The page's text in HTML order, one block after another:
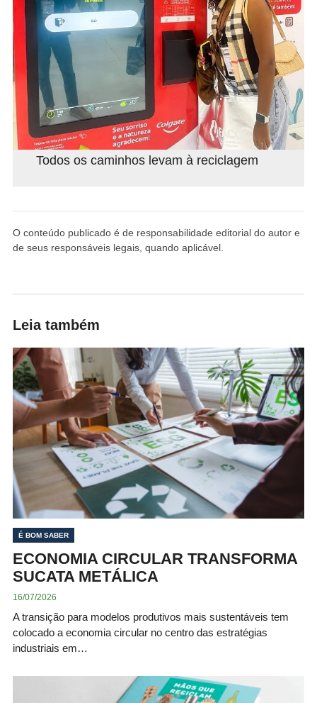
Todos os caminhos levam à reciclagem
O conteúdo publicado é de responsabilidade editorial do autor e
de seus responsáveis legais, quando aplicável.
Leia também
É BOM SABER
ECONOMIA CIRCULAR TRANSFORMA
SUCATA METÁLICA
16/07/2026
A transição para modelos produtivos mais sustentáveis tem
colocado a economia circular no centro das estratégias
industriais em…